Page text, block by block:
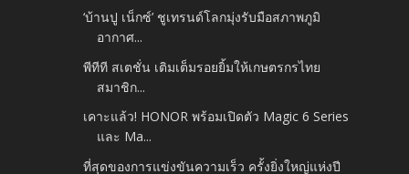
‘บ้านปู เน็กซ์’ ชูเทรนด์โลกมุ่งรับมือสภาพภูมิ
อากาศ...
พีทีที สเตชั่น เติมเต็มรอยยิ้มให้เกษตรกรไทย
สมาชิก...
เคาะแล้ว! HONOR พร้อมเปิดตัว Magic 6 Series
และ Ma...
ที่สุดของการแข่งขันความเร็ว ครั้งยิ่งใหญ่แห่งปี